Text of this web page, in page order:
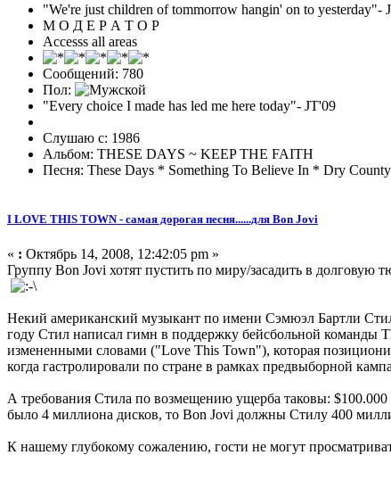
"We're just children of tommorrow hangin' on to
М О Д Е Р А Т О Р
Accesss all areas
Сообщений: 780
Пол:
"Every choice I made has led me here today"- JT'09
Слушаю с: 1986
Альбом: THESE DAYS ~ KEEP THE FAITH
Песня: These Days * Something To Believe In * Dry
I LOVE THIS TOWN - самая дорогая песня......для Bon Jovi
« : Октябрь 14, 2008, 12:42:05 pm »
Группу Bon Jоvi хотят пустить по миру/засадить в
Некий американский музыкант по имени Сэмюэл Бартли
году Стил написал гимн в поддержку бейсбольной команды
измененными словами ("Love This Town"), которая
когда гастролировали по стране в рамках предвыборной
А требования Стила по возмещению ущерба таковы:
было 4 миллиона дисков, то Bon Jovi должны Стилу 400
К нашему глубокому сожалению, гости не могут